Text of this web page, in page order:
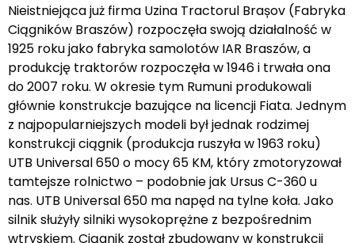
Nieistniejąca już firma Uzina Tractorul Brașov (Fabryka
Ciągników Braszów) rozpoczęła swoją działalność w
1925 roku jako fabryka samolotów IAR Braszów, a
produkcję traktorów rozpoczęła w 1946 i trwała ona
do 2007 roku. W okresie tym Rumuni produkowali
głównie konstrukcje bazujące na licencji Fiata. Jednym
z najpopularniejszych modeli był jednak rodzimej
konstrukcji ciągnik (produkcja ruszyła w 1963 roku)
UTB Universal 650 o mocy 65 KM, który zmotoryzował
tamtejsze rolnictwo – podobnie jak Ursus C-360 u
nas. UTB Universal 650 ma napęd na tylne koła. Jako
silnik służyły silniki wysokoprężne z bezpośrednim
wtryskiem. Ciągnik został zbudowany w konstrukcji